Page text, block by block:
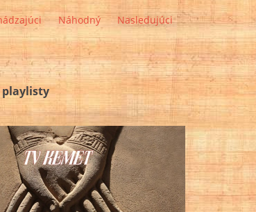
Náhodný Nasledujúci
playlisty